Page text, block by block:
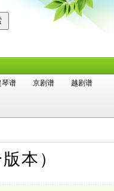
琴谱 京剧谱
越剧谱
本）